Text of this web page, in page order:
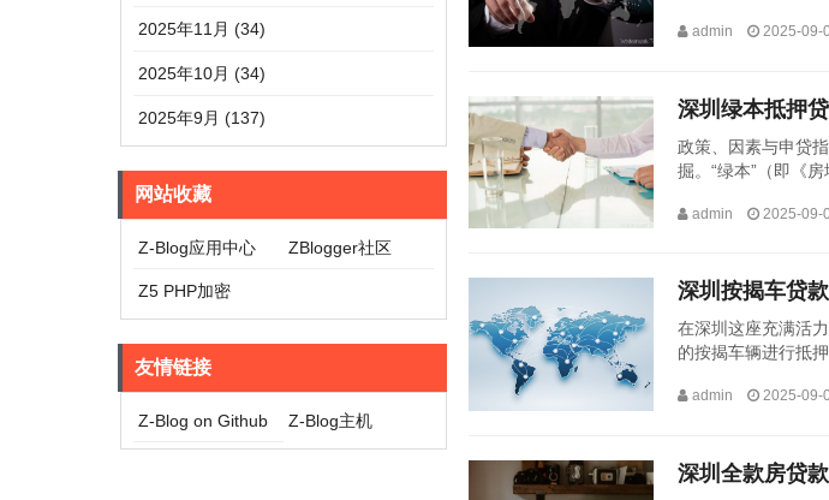
admin 2025-09-
深圳绿本抵押
政策、因素与申贷
掘。“绿本”（即《
admin 2025-09-
深圳按揭车贷
在深圳这座充满活
的按揭车辆进行抵
admin 2025-09-
深圳全款房贷
2025年11月 (34)
2025年10月 (34)
2025年9月 (137)
网站收藏
Z-Blog应用中心 ZBlogger社区
Z5 PHP加密
友情链接
Z-Blog on Github Z-Blog主机